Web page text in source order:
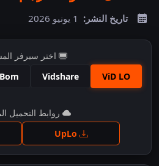
تاريخ النشر: 1 يونيو 2026
اختر سيرفر
ViD LO
Vidshare
اضغط
روابط التحميل